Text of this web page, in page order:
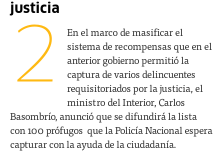
justicia
2
En el marco de masificar el
sistema de recompensas que en el
anterior gobierno permitió la
captura de varios delincuentes
requisitoriados por la justicia, el
ministro del Interior, Carlos
Basombrío, anunció que se difundirá la lista
con 100 prófugos que la Policía Nacional espera
capturar con la ayuda de la ciudadanía.